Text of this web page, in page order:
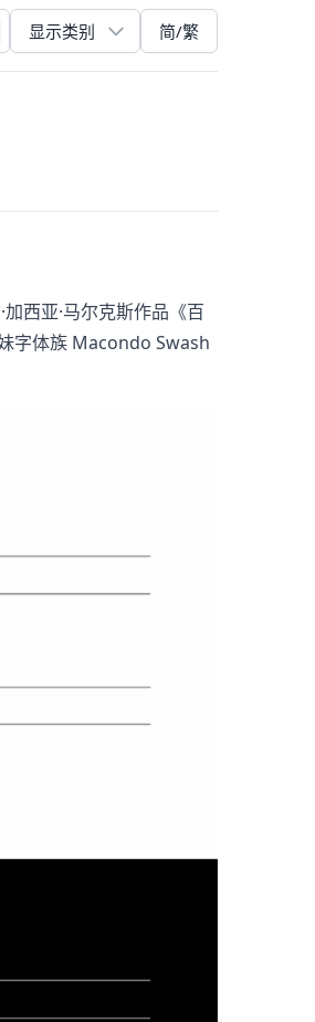
简/繁
西亚·马尔克斯作品《百
字体族 Macondo Swash